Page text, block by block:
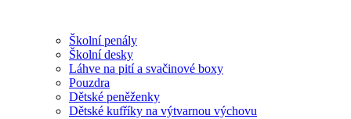
Školní penály
Školní desky
Láhve na pití a svačinové boxy
Pouzdra
Dětské peněženky
Dětské kufříky na výtvarnou výchovu